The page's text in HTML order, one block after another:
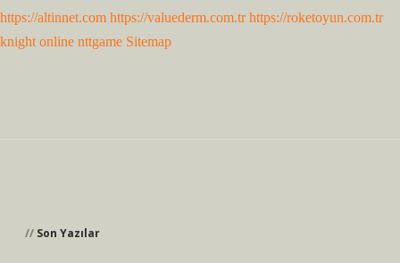
https://altinnet.com https://valuederm.com.tr https://roketoyun.com.tr
knight online nttgame Sitemap
Son Yazılar